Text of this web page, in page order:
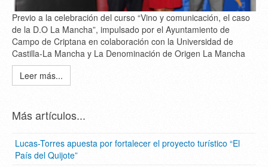
Previo a la celebración del curso “Vino y comunicación, el caso
de la D.O La Mancha”, impulsado por el Ayuntamiento de
Campo de Criptana en colaboración con la Universidad de
Castilla-La Mancha y La Denominación de Origen La Mancha
Leer más...
Más artículos...
Lucas-Torres apuesta por fortalecer el proyecto turístico “El
País del Quijote”